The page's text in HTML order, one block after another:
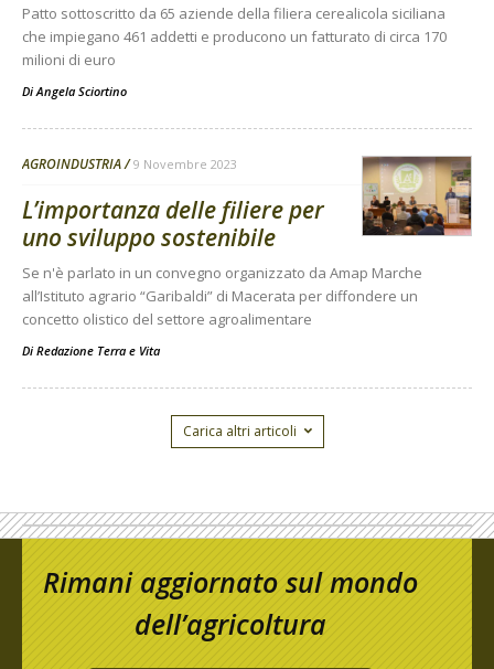
Patto sottoscritto da 65 aziende della filiera cerealicola siciliana
che impiegano 461 addetti e producono un fatturato di circa 170
milioni di euro
Di Angela Sciortino
AGROINDUSTRIA 9 Novembre 2023
L’importanza delle filiere per
uno sviluppo sostenibile
Se n'è parlato in un convegno organizzato da Amap Marche
all’Istituto agrario “Garibaldi” di Macerata per diffondere un
concetto olistico del settore agroalimentare
Di Redazione Terra e Vita
Carica altri articoli
Rimani aggiornato sul mondo
dell’agricoltura